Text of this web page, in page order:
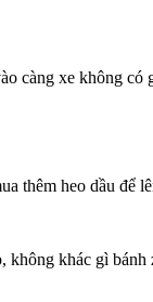
càng xe không có
thêm heo dầu để
không khác gì bánh